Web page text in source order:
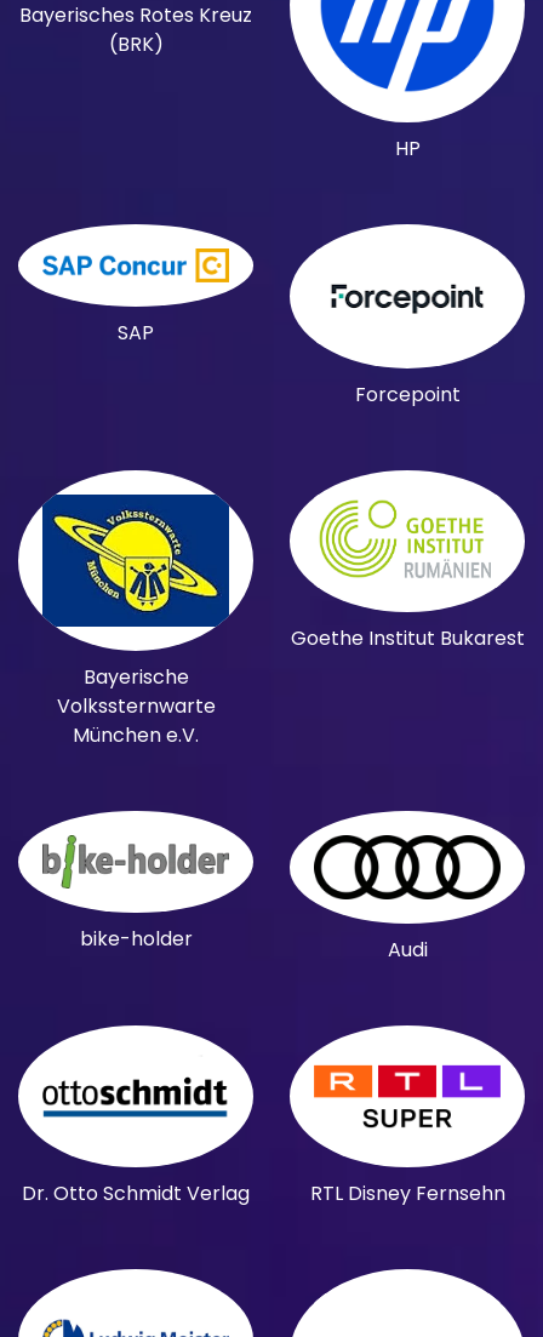
Bayerisches Rotes Kreuz
(BRK)
HP
SAP
Forcepoint
Bayerische
Volkssternwarte
München e.V.
Goethe Institut Bukarest
bike-holder Audi
Dr. Otto Schmidt Verlag RTL Disney Fernsehn